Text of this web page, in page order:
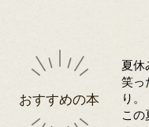
おすすめの本
夏休
笑っ
り。
この